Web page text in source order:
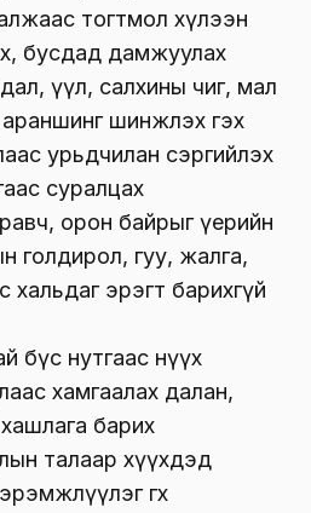
тогтмол хүлээн
бусдад дамжуулах
үүл, салхины чиг, мал
араншинг шинжлэх гэх
урьдчилан сэргийлэх
суралцах
орон байрыг үерийн
голдирол, гуу, жалга,
хальдаг эрэгт барихгүй
бүс нутгаас нүүх
хамгаалах далан,
барих
талаар хүүхдэд
өгөх